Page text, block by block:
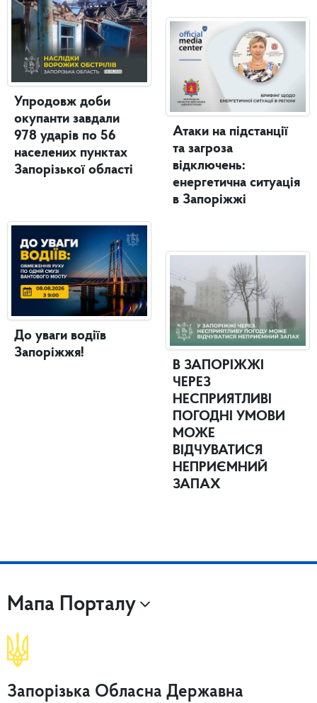
Упродовж доби
окупанти завдали
978 ударів по 56
населених пунктах
Запорізької області
До уваги водіїв
Запоріжжя!
Атаки на підстанції
та загроза
відключень:
енергетична ситуація
в Запоріжжі
В ЗАПОРІЖЖІ
ЧЕРЕЗ
НЕСПРИЯТЛИВІ
ПОГОДНІ УМОВИ
МОЖЕ
ВІДЧУВАТИСЯ
НЕПРИЄМНИЙ
ЗАПАХ
Мапа Порталу
Запорізька Обласна Державна